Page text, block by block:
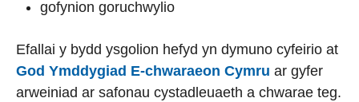
gofynion goruchwylio
Efallai y bydd ysgolion hefyd yn dymuno cyfeirio at
God Ymddygiad E-chwaraeon Cymru ar gyfer
arweiniad ar safonau cystadleuaeth a chwarae teg.